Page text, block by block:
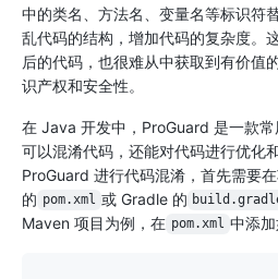
中的类名、方法名、变量名等标识符
乱代码的结构，增加代码的复杂度。
后的代码，也很难从中获取到有价值
识产权和安全性。
在 Java 开发中，ProGuard 是一款
可以混淆代码，还能对代码进行优化
ProGuard 进行代码混淆，首先需要
的 pom.xml 或 Gradle 的
Maven 项目为例，在 pom.xml 中添加